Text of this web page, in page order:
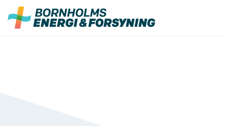
Fortsæt
indhold